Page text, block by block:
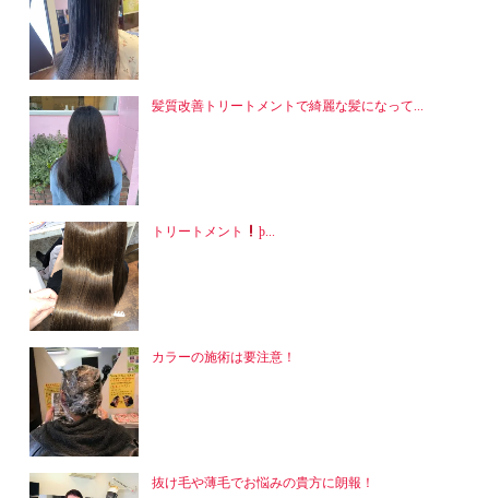
髪質改善トリートメントで綺麗な髪になって...
トリートメント þ...
カラーの施術は要注意！
抜け毛や薄毛でお悩みの貴方に朗報！